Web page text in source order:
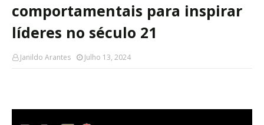
comportamentais para inspirar
líderes no século 21
Janildo Arantes Julho 13, 2024